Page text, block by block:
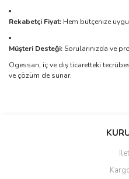
Rekabetçi Fiyat: Hem bütçenize
Müşteri Desteği:Sorularınızda ve
Ogessan, iç ve dış ticaretteki
ve çözüm de sunar.
Bu ürüne ilk
Ürün resmi kalitesiz, bozuk